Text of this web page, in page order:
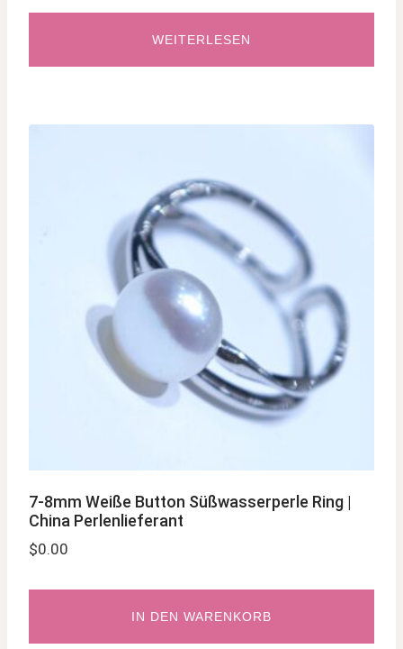
WEITERLESEN
7-8mm Weiße Button Süßwasserperle Ring |
China Perlenlieferant
$0.00
IN DEN WARENKORB